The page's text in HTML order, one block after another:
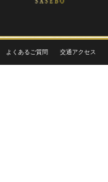
よくあるご質問 交通アクセス